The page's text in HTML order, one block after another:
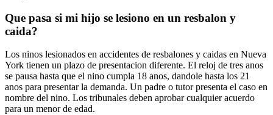
Que pasa si mi hijo se lesiono en un resbalon y
caida?
Los ninos lesionados en accidentes de resbalones y caidas en Nueva
York tienen un plazo de presentacion diferente. El reloj de tres anos
se pausa hasta que el nino cumpla 18 anos, dandole hasta los 21
anos para presentar la demanda. Un padre o tutor presenta el caso en
nombre del nino. Los tribunales deben aprobar cualquier acuerdo
para un menor de edad.